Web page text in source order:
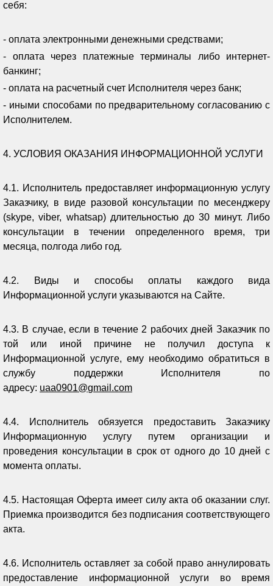
себя:
- оплата электронными денежными средствами;
- оплата через платежные терминалы либо интернет-
банкинг;
- оплата на расчетный счет Исполнителя через банк;
- иными способами по предварительному согласованию с
Исполнителем.
4. УСЛОВИЯ ОКАЗАНИЯ ИНФОРМАЦИОННОЙ УСЛУГИ
4.1. Исполнитель предоставляет информационную услугу
Заказчику, в виде разовой консультации по месенджеру
(skype, viber, whatsap) длительностью до 30 минут. Либо
консультации в течении определенного время, три
месяца, полгода либо год.
4.2. Виды и способы оплаты каждого вида
Информационной услуги указываются на Сайте.
4.3. В случае, если в течение 2 рабочих дней Заказчик по
той или иной причине не получил доступа к
Информационной услуге, ему необходимо обратиться в
службу поддержки Исполнителя по
адресу: uaa0901@gmail .com
4.4. Исполнитель обязуется предоставить Заказчику
Информационную услугу путем организации и
проведения консультации в срок от одного до 10 дней с
момента оплаты.
4.5. Настоящая Оферта имеет силу акта об оказании слуг.
Приемка производится без подписания соответствующего
акта.
4.6. Исполнитель оставляет за собой право аннулировать
предоставление информационной услуги во время